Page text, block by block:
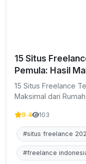
15 Situs
Pemula: Hasil
15 Situs Freelance
Maksimal dari Rumah
9.4 103
#situs freelance
#freelance